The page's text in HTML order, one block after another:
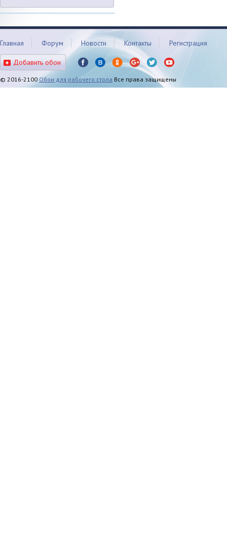
Главная Форум Новости Контакты Регистрация
Добавить обои
© 2016-2100Обои для рабочего стола Все права защищены